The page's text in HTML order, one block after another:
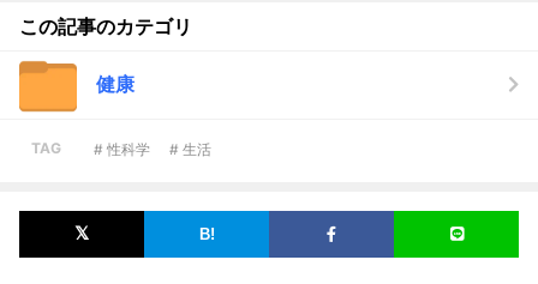
この記事のカテゴリ
健康
TAG # 性科学 # 生活